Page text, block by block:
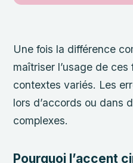
Une fois la différence
maîtriser l’usage de
contextes variés. Les
lors d’accords ou dans
complexes.
Pourquoi l’accent